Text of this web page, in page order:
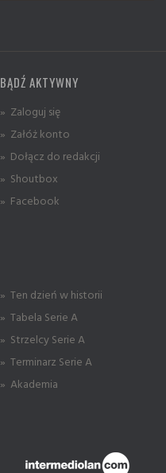
BĄDŹ AKTYWNY
» Zaloguj się
» Załóż konto
» Dołącz do redakcji
» Shoutbox
» Facebook
» Ten dzień w historii
» Tabela Serie A
» Strzelcy Serie A
» Terminarz Serie A
» Akademia